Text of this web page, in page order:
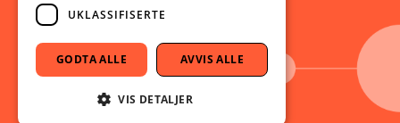
Instagram
Youtube
LinkedIn
TikTok
UKLASSIFISERTE
GODTA ALLE AVVIS ALLE
VIS DETALJER